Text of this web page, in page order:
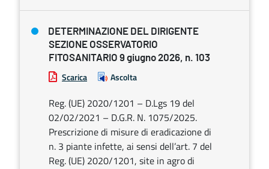
DETERMINAZIONE DEL DIRIGENTE
SEZIONE OSSERVATORIO
FITOSANITARIO 9 giugno 2026, n. 103
Scarica Ascolta
Reg. (UE) 2020/1201 – D.Lgs 19 del
02/02/2021 – D.G.R. N. 1075/2025.
Prescrizione di misure di eradicazione di
n. 3 piante infette, ai sensi dell’art. 7 del
Reg. (UE) 2020/1201, site in agro di